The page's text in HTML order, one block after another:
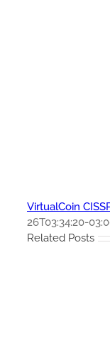
VirtualCoin
26T03:34:20-
Related Posts